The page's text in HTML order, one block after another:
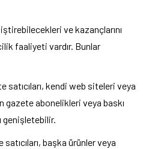
ve kazançlarını
faaliyeti vardır. Bunlar
satıcıları, kendi web siteleri veya
abonelikleri veya baskı
genişletebilir.
başka ürünler veya